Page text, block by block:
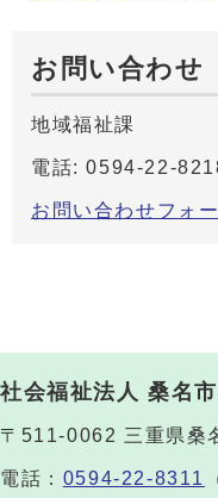
お問い合わせ
地域福祉課
電話: 0594-22-
お問い合わせフォ
社会福祉法人 桑名
〒511-0062 三重県桑
電話： 0594-22-8311